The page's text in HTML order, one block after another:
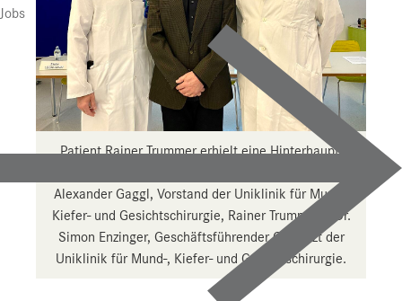
Jobs
Patient Rainer Trummer erhielt eine Hinterhaupt-
Alexander Gaggl, Vorstand der Uniklinik für Mund-,
Kiefer- und Gesichtschirurgie, Rainer Trummer, DDr.
Simon Enzinger, Geschäftsführender Oberarzt der
Uniklinik für Mund-, Kiefer- und Gesichtschirurgie.